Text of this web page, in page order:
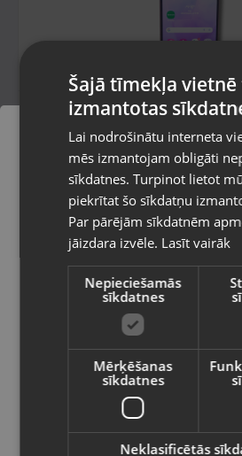
Samsung Galaxy A35 128GB
Rīga, Hipokrāta iela 19a
Stāvoklis Lietots (Garantija 6 mēneši)
120.00€
/mēn.
Samsung Galaxy S24 Ultra
Pasūtījumi tiks
izvēlēto valsti
Vietnes saturs būs attēlots
valodā
Valsts
Latviešu / Latvian
Šajā tīmekļa
izmantotas
Lai nodrošinātu interneta
mēs izmantojam obligāti
sīkdatnes. Turpinot lietot
piekrītat šo sīkdatņu
Par pārējām sīkdatnēm
jāizdara izvēle. Lasīt vairāk
Nepieciešamās
sīkdatnes
Mērķēšanas
sīkdatnes
Neklasificētās